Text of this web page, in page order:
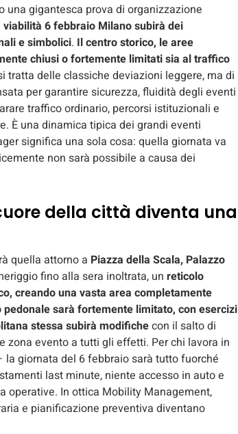
gigantesca prova di organizzazione
viabilità 6 febbraio Milano subirà dei
e simbolici. Il centro storico, le aree
chiusi o fortemente limitati sia al traffico
tratta delle classiche deviazioni leggere, ma di
per garantire sicurezza, fluidità degli eventi
traffico ordinario, percorsi istituzionali e
È una dinamica tipica dei grandi eventi
significa una sola cosa: quella giornata va
non sarà possibile a causa dei
della città diventa una
quella attorno a Piazza della Scala, Palazzo
fino alla sera inoltrata, un reticolo
creando una vasta area completamente
pedonale sarà fortemente limitato, con esercizi
stessa subirà modifichecon il salto di
zona evento a tutti gli effetti. Per chi lavora in
giornata del 6 febbraio sarà tutto fuorché
last minute, niente accesso in auto e
operative. In ottica Mobility Management,
e pianificazione preventiva diventano